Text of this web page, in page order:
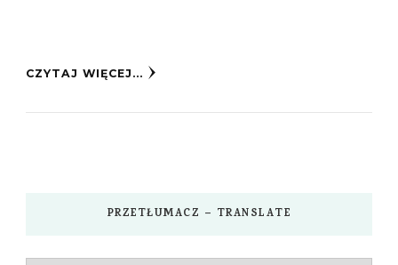
CZYTAJ WIĘCEJ...
PRZETŁUMACZ – TRANSLATE